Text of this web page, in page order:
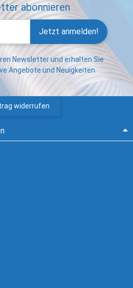
abonnieren
Jetzt anmelden!
Newsletter und erhalten Sie
Angebote und Neuigkeiten
widerrufen